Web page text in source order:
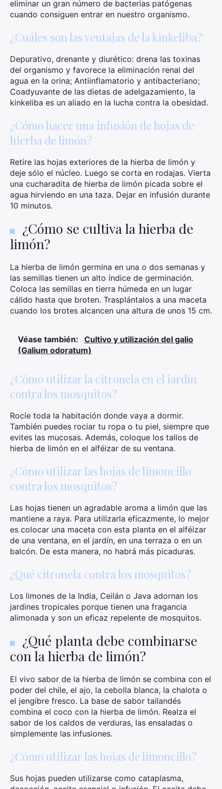
eliminar un gran número de bacterias patógenas
cuando consiguen entrar en nuestro organismo.
¿Cuáles son las ventajas de la kinkeliba?
Depurativo, drenante y diurético: drena las toxinas
del organismo y favorece la eliminación renal del
agua en la orina; Antiinflamatorio y antibacteriano;
Coadyuvante de las dietas de adelgazamiento, la
kinkeliba es un aliado en la lucha contra la obesidad.
¿Cómo hacer una infusión de hojas de
hierba de limón?
Retire las hojas exteriores de la hierba de limón y
deje sólo el núcleo. Luego se corta en rodajas. Vierta
una cucharadita de hierba de limón picada sobre el
agua hirviendo en una taza. Dejar en infusión durante
10 minutos.
¿Cómo se cultiva la hierba de
limón?
La hierba de limón germina en una o dos semanas y
las semillas tienen un alto índice de germinación.
Coloca las semillas en tierra húmeda en un lugar
cálido hasta que broten. Trasplántalos a una maceta
cuando los brotes alcancen una altura de unos 15 cm.
Véase también:
Cultivo y utilización del galio
(Galium odoratum)
¿Cómo utilizar la citronela en el jardín
contra los mosquitos?
Rocíe toda la habitación donde vaya a dormir.
También puedes rociar tu ropa o tu piel, siempre que
evites las mucosas. Además, coloque los tallos de
hierba de limón en el alféizar de su ventana.
¿Cómo utilizar las hojas de limoncillo
contra los mosquitos?
Las hojas tienen un agradable aroma a limón que las
mantiene a raya. Para utilizarla eficazmente, lo mejor
es colocar una maceta con esta planta en el alféizar
de una ventana, en el jardín, en una terraza o en un
balcón. De esta manera, no habrá más picaduras.
¿Qué citronela contra los mosquitos?
Los limones de la India, Ceilán o Java adornan los
jardines tropicales porque tienen una fragancia
alimonada y son un eficaz repelente de mosquitos.
¿Qué planta debe combinarse
con la hierba de limón?
El vivo sabor de la hierba de limón se combina con el
poder del chile, el ajo, la cebolla blanca, la chalota o
el jengibre fresco. La base de sabor tailandés
combina el coco con la hierba de limón. Realza el
sabor de los caldos de verduras, las ensaladas o
simplemente las infusiones.
¿Cómo utilizar las hojas de limoncillo?
Sus hojas pueden utilizarse como cataplasma,
Busca: